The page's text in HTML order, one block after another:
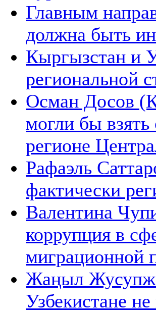
Главным
должна быть
Кыргызстан и
региональной
Осман Досов
могли бы взять
регионе
Рафаэль
фактически
Валентина
коррупция в
миграционной
Жаңыл
Узбекистане